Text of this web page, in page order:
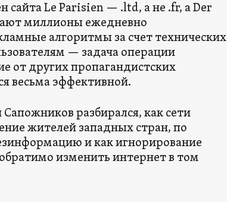
сайта Le Parisien — .ltd, а не .fr, а Der
миллионы ежедневно
алгоритмы за счет технических
— задача операции
от других пропагандистских
весьма эффективной.
разбирался, как сети
жителей западных стран, по
и как игнорирование
изменить интернет в том